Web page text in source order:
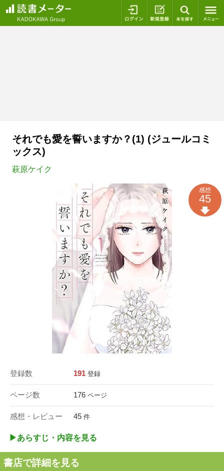
ログイン 新規登録
それでも愛を誓いますか？(1) (ジュールコミ
ックス)
萩原ケイク
登録数 191 登録
ページ数 176 ページ
感想・レビュー 45 件
感想
45
▶︎あらすじ・内容を見る
書店で詳細を見る